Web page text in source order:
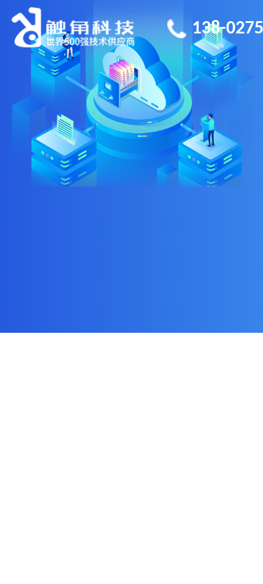
138-